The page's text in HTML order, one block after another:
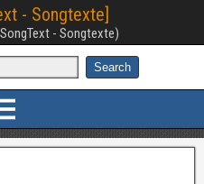
- Songtexte]
- Songtexte)